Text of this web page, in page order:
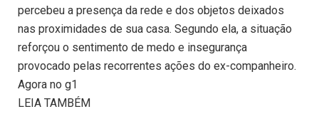
percebeu a presença da rede e dos objetos deixados
nas proximidades de sua casa. Segundo ela, a situação
reforçou o sentimento de medo e insegurança
provocado pelas recorrentes ações do ex-companheiro.
Agora no g1
LEIA TAMBÉM